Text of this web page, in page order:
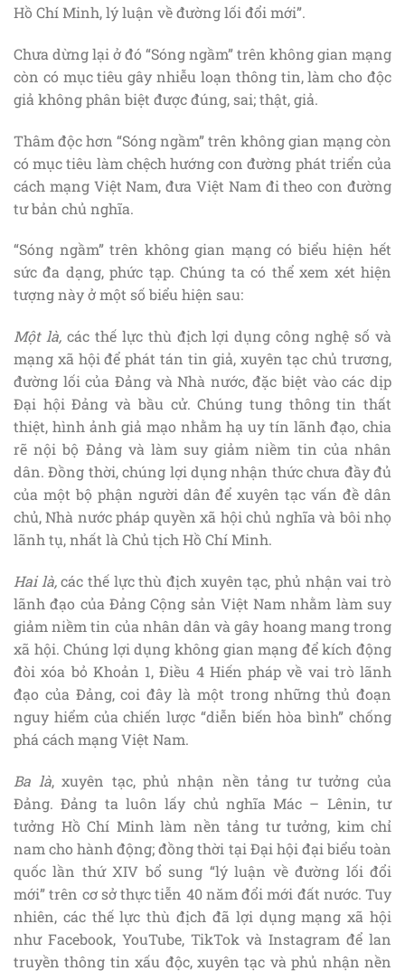
Hồ Chí Minh, lý luận về đường lối đổi mới”.
Chưa dừng lại ở đó “Sóng ngầm” trên không gian mạng
còn có mục tiêu gây nhiễu loạn thông tin, làm cho độc
giả không phân biệt được đúng, sai; thật, giả.
Thâm độc hơn “Sóng ngầm” trên không gian mạng còn
có mục tiêu làm chệch hướng con đường phát triển của
cách mạng Việt Nam, đưa Việt Nam đi theo con đường
tư bản chủ nghĩa.
“Sóng ngầm” trên không gian mạng có biểu hiện hết
sức đa dạng, phức tạp. Chúng ta có thể xem xét hiện
tượng này ở một số biểu hiện sau:
Một là,các thế lực thù địch lợi dụng công nghệ số và
mạng xã hội để phát tán tin giả, xuyên tạc chủ trương,
đường lối của Đảng và Nhà nước, đặc biệt vào các dịp
Đại hội Đảng và bầu cử. Chúng tung thông tin thất
thiệt, hình ảnh giả mạo nhằm hạ uy tín lãnh đạo, chia
rẽ nội bộ Đảng và làm suy giảm niềm tin của nhân
dân. Đồng thời, chúng lợi dụng nhận thức chưa đầy đủ
của một bộ phận người dân để xuyên tạc vấn đề dân
chủ, Nhà nước pháp quyền xã hội chủ nghĩa và bôi nhọ
lãnh tụ, nhất là Chủ tịch Hồ Chí Minh.
Hai là,các thế lực thù địch xuyên tạc, phủ nhận vai trò
lãnh đạo của Đảng Cộng sản Việt Nam nhằm làm suy
giảm niềm tin của nhân dân và gây hoang mang trong
xã hội. Chúng lợi dụng không gian mạng để kích động
đòi xóa bỏ Khoản 1, Điều 4 Hiến pháp về vai trò lãnh
đạo của Đảng, coi đây là một trong những thủ đoạn
nguy hiểm của chiến lược “diễn biến hòa bình” chống
phá cách mạng Việt Nam.
Ba là, xuyên tạc, phủ nhận nền tảng tư tưởng của
Đảng. Đảng ta luôn lấy chủ nghĩa Mác – Lênin, tư
tưởng Hồ Chí Minh làm nền tảng tư tưởng, kim chỉ
nam cho hành động; đồng thời tại Đại hội đại biểu toàn
quốc lần thứ XIV bổ sung “lý luận về đường lối đổi
mới” trên cơ sở thực tiễn 40 năm đổi mới đất nước. Tuy
nhiên, các thế lực thù địch đã lợi dụng mạng xã hội
như Facebook, YouTube, TikTok và Instagram để lan
truyền thông tin xấu độc, xuyên tạc và phủ nhận nền